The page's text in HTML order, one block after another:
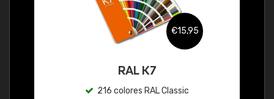
€15,95
RAL K7
216 colores RAL Classic